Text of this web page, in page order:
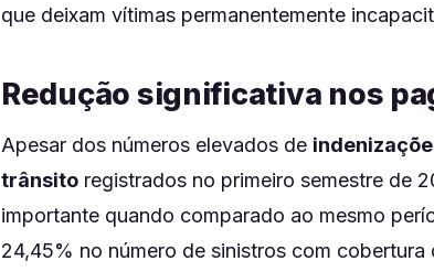
que deixam vítimas permanentemente
Redução significativa nos
Apesar dos números elevados de
trânsito registrados no primeiro semestre de
importante quando comparado ao mesmo
24,45% no número de sinistros com cobertura